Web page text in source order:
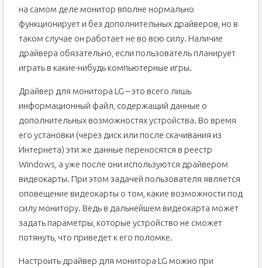
на самом деле монитор вполне нормально
функционирует и без дополнительных драйверов, но в
таком случае он работает не во всю силу. Наличие
драйвера обязательно, если пользователь планирует
играть в какие-нибудь компьютерные игры.
Драйвер для монитора LG – это всего лишь
информационный файл, содержащий данные о
дополнительных возможностях устройства. Во время
его установки (через диск или после скачивания из
Интернета) эти же данные переносятся в реестр
Windows, а уже после они используются драйвером
видеокарты. При этом задачей пользователя является
оповещение видеокарты о том, какие возможности под
силу монитору. Ведь в дальнейшем видеокарта может
задать параметры, которые устройство не сможет
потянуть, что приведет к его поломке.
Настроить драйвер для монитора LG можно при